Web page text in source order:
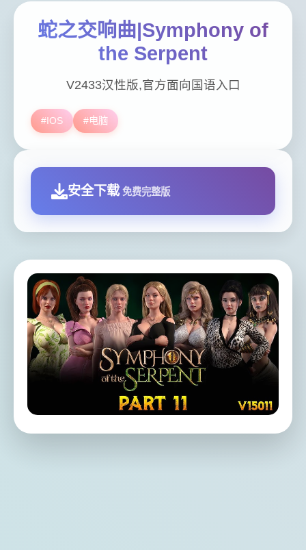
蛇之交响曲|Symphony of
the Serpent
V2433汉性版,官方面向国语入口
#IOS #电脑
安全下载 免费完整版